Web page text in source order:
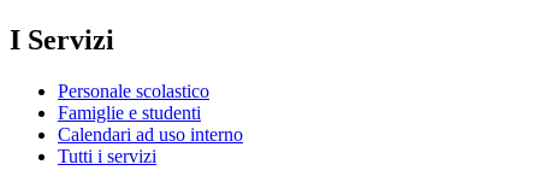
I Servizi
Personale scolastico
Famiglie e studenti
Calendari ad uso interno
Tutti i servizi